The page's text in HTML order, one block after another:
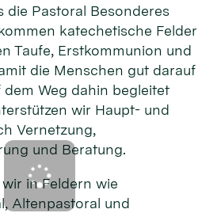
die Pastoral Besonderes
katechetische Felder
Taufe, Erstkommunion und
die Menschen gut darauf
Weg dahin begleitet
wir Haupt- und
Vernetzung,
und Beratung.
in Feldern wie
Altenpastoral und